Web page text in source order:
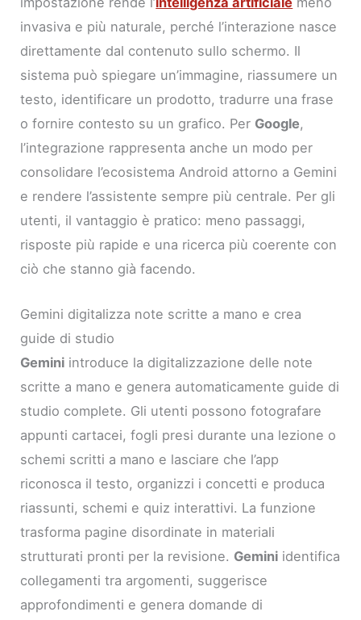
invasiva e più naturale, perché l’interazione nasce
direttamente dal contenuto sullo schermo. Il
sistema può spiegare un’immagine, riassumere un
testo, identificare un prodotto, tradurre una frase
o fornire contesto su un grafico. Per Google,
l’integrazione rappresenta anche un modo per
consolidare l’ecosistema Android attorno a Gemini
e rendere l’assistente sempre più centrale. Per gli
utenti, il vantaggio è pratico: meno passaggi,
risposte più rapide e una ricerca più coerente con
ciò che stanno già facendo.
Gemini digitalizza note scritte a mano e crea
guide di studio
Gemini introduce la digitalizzazione delle note
scritte a mano e genera automaticamente guide di
studio complete. Gli utenti possono fotografare
appunti cartacei, fogli presi durante una lezione o
schemi scritti a mano e lasciare che l’app
riconosca il testo, organizzi i concetti e produca
riassunti, schemi e quiz interattivi. La funzione
trasforma pagine disordinate in materiali
strutturati pronti per la revisione. Gemini identifica
collegamenti tra argomenti, suggerisce
approfondimenti e genera domande di